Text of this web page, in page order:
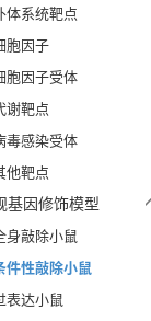
体系统靶点
胞因子
胞因子受体
谢靶点
毒感染受体
他靶点
基因修饰模型
身敲除小鼠
件性敲除小鼠
表达小鼠